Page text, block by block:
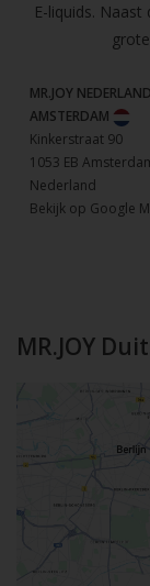
E-liquids.
MR.JOY NEDERLAND
AMSTERDAM
Kinkerstraat 90
1053 EB
Nederland
Bekijk op Google
MR.JOY